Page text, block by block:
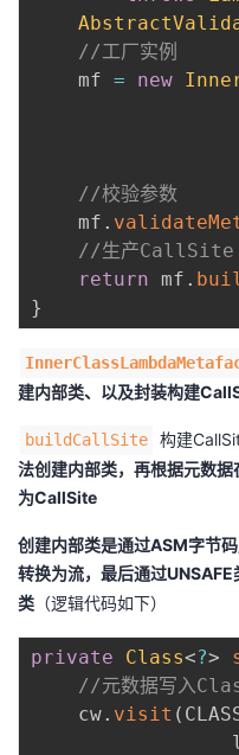
//工厂实例
    mf
= new
//校验参数
    mf
.
//生产CallSite
return mf .
}
建内部类、以及封装构建
buildCallSite 构建
法创建内部类，再根据元数
为CallSite
创建内部类是通过ASM字节
转换为流，最后通过UNSAFE
类 （逻辑代码如下）
private Class<?>
//元数据写入
    cw
. visit (